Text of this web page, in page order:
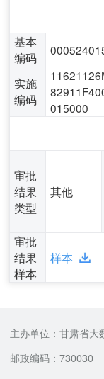
基本
编码
实施
编码
015000
审批
结果
类型
其他
审批
结果
样本
样本
主办单位：甘肃省大
邮政编码：730030